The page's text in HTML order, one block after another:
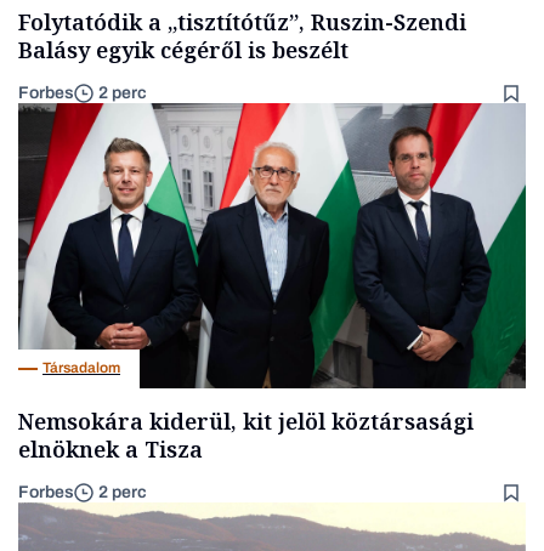
Folytatódik a „tisztítótűz”, Ruszin-Szendi
Balásy egyik cégéről is beszélt
Forbes 2 perc
Társadalom
Nemsokára kiderül, kit jelöl köztársasági
elnöknek a Tisza
Forbes 2 perc